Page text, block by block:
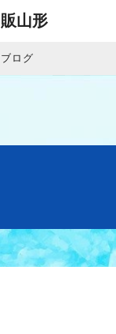
山形
ログ